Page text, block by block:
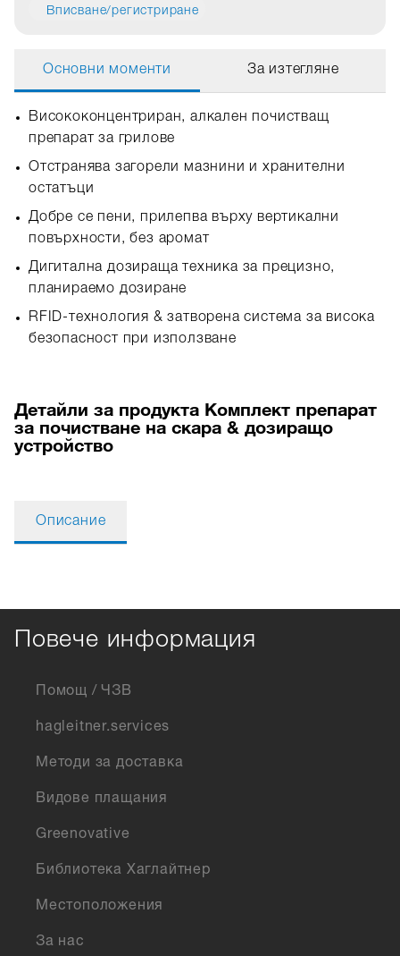
Вписване/регистриране
Основни моменти За изтегляне
Висококонцентриран, алкален почистващ
препарат за грилове
Отстранява загорели мазнини и хранителни
остатъци
Добре се пени, прилепва върху вертикални
повърхности, без аромат
Дигитална дозираща техника за прецизно,
планираемо дозиране
RFID‑технология & затворена система за висока
безопасност при използване
Детайли за продукта Комплект препарат
за почистване на скара & дозиращо
устройство
Описание
Повече информация
Помощ / ЧЗВ
hagleitner.services
Методи за доставка
Видове плащания
Greenovative
Библиотека Хаглайтнер
Местоположения
За нас